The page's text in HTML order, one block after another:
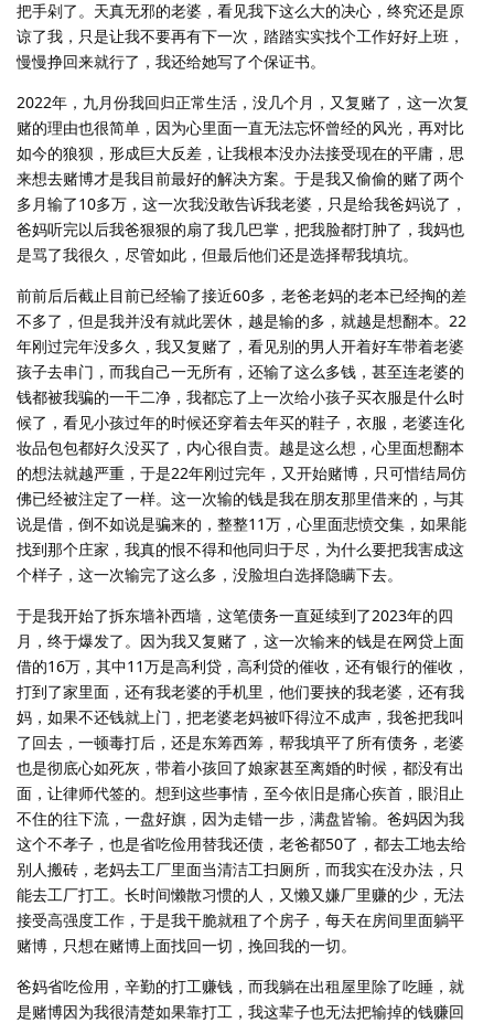
把手剁了。天真无邪的老婆，看见我下这么大的决心，终究还是原
谅了我，只是让我不要再有下一次，踏踏实实找个工作好好上班，
慢慢挣回来就行了，我还给她写了个保证书。
2022年，九月份我回归正常生活，没几个月，又复赌了，这一次复
赌的理由也很简单，因为心里面一直无法忘怀曾经的风光，再对比
如今的狼狈，形成巨大反差，让我根本没办法接受现在的平庸，思
来想去赌博才是我目前最好的解决方案。于是我又偷偷的赌了两个
多月输了10多万，这一次我没敢告诉我老婆，只是给我爸妈说了，
爸妈听完以后我爸狠狠的扇了我几巴掌，把我脸都打肿了，我妈也
是骂了我很久，尽管如此，但最后他们还是选择帮我填坑。
前前后后截止目前已经输了接近60多，老爸老妈的老本已经掏的差
不多了，但是我并没有就此罢休，越是输的多，就越是想翻本。22
年刚过完年没多久，我又复赌了，看见别的男人开着好车带着老婆
孩子去串门，而我自己一无所有，还输了这么多钱，甚至连老婆的
钱都被我骗的一干二净，我都忘了上一次给小孩子买衣服是什么时
候了，看见小孩过年的时候还穿着去年买的鞋子，衣服，老婆连化
妆品包包都好久没买了，内心很自责。越是这么想，心里面想翻本
的想法就越严重，于是22年刚过完年，又开始赌博，只可惜结局仿
佛已经被注定了一样。这一次输的钱是我在朋友那里借来的，与其
说是借，倒不如说是骗来的，整整11万，心里面悲愤交集，如果能
找到那个庄家，我真的恨不得和他同归于尽，为什么要把我害成这
个样子，这一次输完了这么多，没脸坦白选择隐瞒下去。
于是我开始了拆东墙补西墙，这笔债务一直延续到了2023年的四
月，终于爆发了。因为我又复赌了，这一次输来的钱是在网贷上面
借的16万，其中11万是高利贷，高利贷的催收，还有银行的催收，
打到了家里面，还有我老婆的手机里，他们要挟的我老婆，还有我
妈，如果不还钱就上门，把老婆老妈被吓得泣不成声，我爸把我叫
了回去，一顿毒打后，还是东筹西筹，帮我填平了所有债务，老婆
也是彻底心如死灰，带着小孩回了娘家甚至离婚的时候，都没有出
面，让律师代签的。想到这些事情，至今依旧是痛心疾首，眼泪止
不住的往下流，一盘好旗，因为走错一步，满盘皆输。爸妈因为我
这个不孝子，也是省吃俭用替我还债，老爸都50了，都去工地去给
别人搬砖，老妈去工厂里面当清洁工扫厕所，而我实在没办法，只
能去工厂打工。长时间懒散习惯的人，又懒又嫌厂里赚的少，无法
接受高强度工作，于是我干脆就租了个房子，每天在房间里面躺平
赌博，只想在赌博上面找回一切，挽回我的一切。
爸妈省吃俭用，辛勤的打工赚钱，而我躺在出租屋里除了吃睡，就
是赌博因为我很清楚如果靠打工，我这辈子也无法把输掉的钱赚回